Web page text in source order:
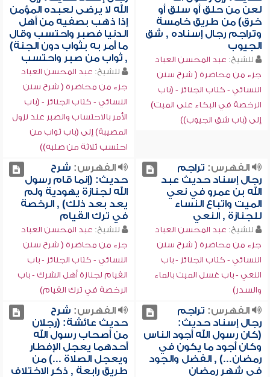
لعن من حلق أو سلق أو
خرق) من طريق خامسة
وتراجم رجال إسناده , شق
الجيوب
للشيخ: عبد المحسن العباد
جزء من محاضرة ( شرح سنن
النسائي - كتاب الجنائز - (باب
الرخصة في البكاء على الميت)
إلى (باب شق الجيوب))
الله لا يرضى لعبده المؤمن
إذا ذهب بصفيه من أهل
الدنيا فصبر واحتسب وقال
ما أمر به بثواب دون الجنة)
, ثواب من صبر واحتسب
للشيخ: عبد المحسن العباد
جزء من محاضرة ( شرح سنن
النسائي - كتاب الجنائز - (باب
الأمر بالاحتساب والصبر عند نزول
المصيبة) إلى (باب ثواب من
احتسب ثلاثة من صلبه))
الفهرس: تراجم
رجال إسناد حديث عبد
الله بن عمرو في نعي
الميت واتباع النساء
للجنازة , النعي
للشيخ: عبد المحسن العباد
جزء من محاضرة ( شرح سنن
النسائي - كتاب الجنائز - باب
النعي - باب غسل الميت بالماء
والسدر)
الفهرس: شرح
حديث: (إنما قام رسول
الله لجنازة يهودية ولم
يعد بعد ذلك) , الرخصة
في ترك القيام
للشيخ: عبد المحسن العباد
جزء من محاضرة ( شرح سنن
النسائي - كتاب الجنائز - باب
القيام لجنازة أهل الشرك - باب
الرخصة في ترك القيام)
الفهرس: تراجم
رجال إسناد حديث:
(كان رسول الله أجود الناس
وكان أجود ما يكون في
رمضان...) , الفضل والجود
في شهر رمضان
الفهرس: شرح
حديث عائشة: (رجلان
من أصحاب رسول الله
أحدهما يعجل الإفطار
ويعجل الصلاة ...) من
طريق رابعة , ذكر الاختلاف